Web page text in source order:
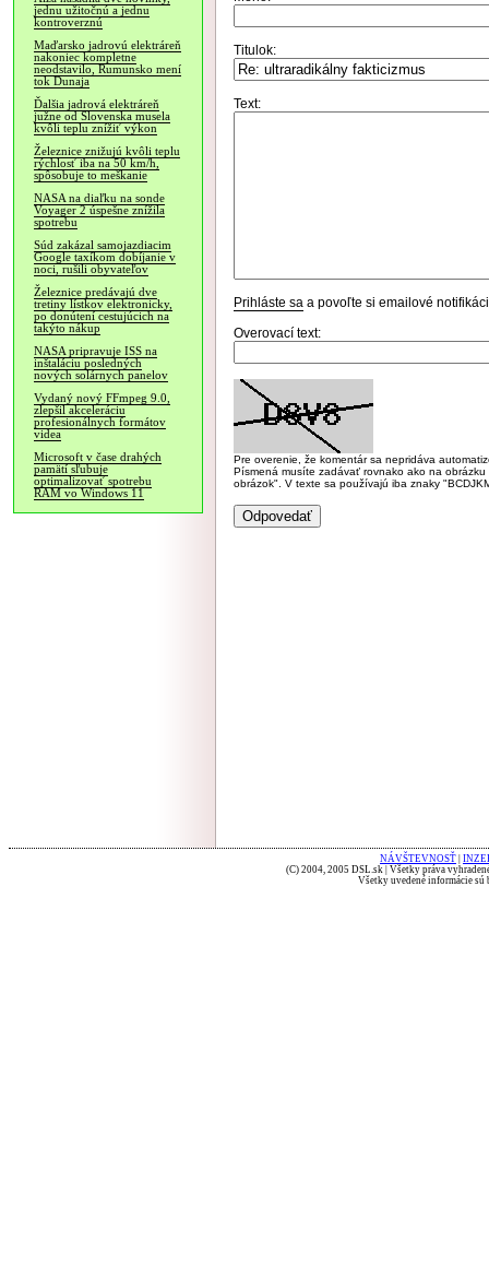
jednu užitočnú a jednu
kontroverznú
Maďarsko jadrovú elektráreň
nakoniec kompletne
neodstavilo, Rumunsko mení
tok Dunaja
Ďalšia jadrová elektráreň
južne od Slovenska musela
kvôli teplu znížiť výkon
Železnice znižujú kvôli teplu
rýchlosť iba na 50 km/h,
spôsobuje to meškanie
NASA na diaľku na sonde
Voyager 2 úspešne znížila
spotrebu
Súd zakázal samojazdiacim
Google taxíkom dobíjanie v
noci, rušili obyvateľov
Železnice predávajú dve
tretiny lístkov elektronicky,
po donútení cestujúcich na
takýto nákup
NASA pripravuje ISS na
inštaláciu posledných
nových solárnych panelov
Vydaný nový FFmpeg 9.0,
zlepšil akceleráciu
profesionálnych formátov
videa
Microsoft v čase drahých
pamätí sľubuje
optimalizovať spotrebu
RAM vo Windows 11
Titulok:
Text:
Prihláste sa a povoľte si emailové
Overovací text:
Pre overenie, že komentár sa nepridáva
Písmená musíte zadávať rovnako ako na
obrázok". V texte sa používajú iba znaky
NÁVŠTEVNOSŤ
(C) 2004, 2005 DSL.sk | Všetky práva
Všetky uvedené informácie sú